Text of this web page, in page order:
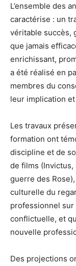
L’ensemble des
caractérise : un
véritable succès,
que jamais
enrichissant,
a été réalisé en
membres du
leur implication
Les travaux
formation ont
discipline et de
de films (Invictus,
guerre des
culturelle du
professionnel
conflictuelle, et
nouvelle
Des projections